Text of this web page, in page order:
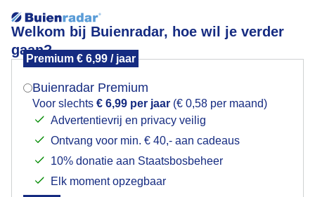
Welkom bij Buienradar, hoe wil je verder
gaan?
Premium € 6,99 / jaar
Buienradar Premium
Voor slechts € 6,99 per jaar (€ 0,58 per maand)
Advertentievrij en privacy veilig
Ontvang voor min. € 40,- aan cadeaus
10% donatie aan Staatsbosbeheer
Elk moment opzegbaar
Zon en wolkenvelden; in het vroege ochtendlicht
Mogen we je locatie gebruiken voor het
Indien je hier nog geen akkoord op hebt gegeven,
verschijnt er zo een pop-up uit je browser waarin